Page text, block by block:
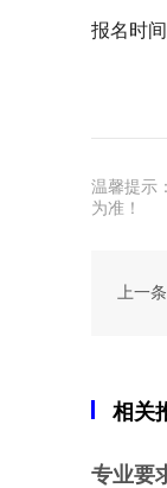
报名时间
温馨提示
为准！
上一
相关
专业要